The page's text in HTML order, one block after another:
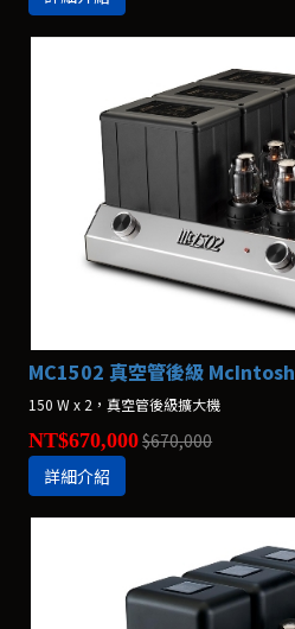
MC1502 真空管後級 McIntosh
150 W x 2，真空管後級擴大機
NT$670,000$670,000
詳細介紹